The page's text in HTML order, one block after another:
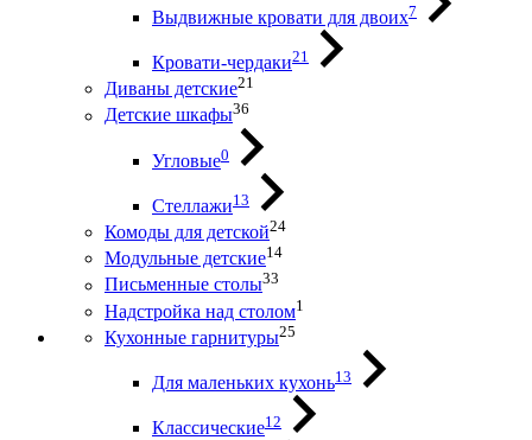
Выдвижные кровати для двоих7
Кровати-чердаки21
Диваны детские21
Детские шкафы36
Угловые0
Стеллажи13
Комоды для детской24
Модульные детские14
Письменные столы33
Надстройка над столом1
Кухонные гарнитуры25
Для маленьких кухонь13
Классические12